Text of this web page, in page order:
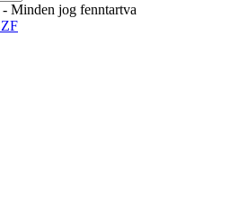
- Minden jog fenntartva